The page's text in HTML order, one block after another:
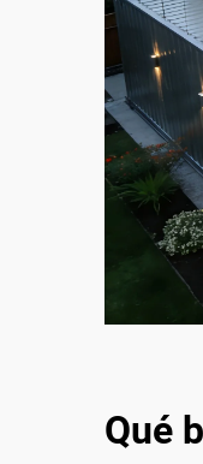
Qué